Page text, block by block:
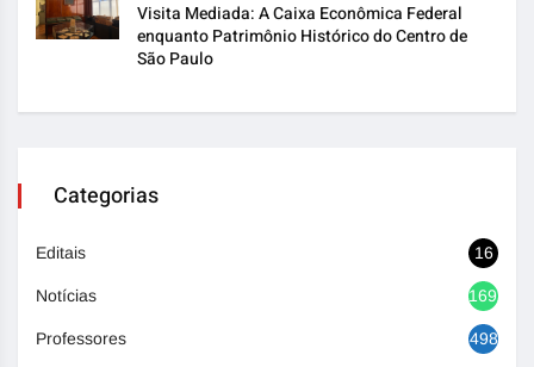
Visita Mediada: A Caixa Econômica Federal
enquanto Patrimônio Histórico do Centro de
São Paulo
Categorias
Editais 16
Notícias 1692
Professores 498